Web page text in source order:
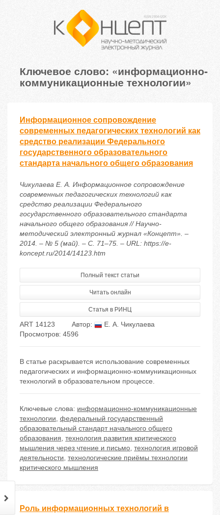
Ключевое слово: «информационно-
коммуникационные технологии»
Информационное сопровождение
современных педагогических технологий как
средство реализации Федерального
государственного образовательного
стандарта начального общего образования
Чикулаева Е. А. Информационное сопровождение
современных педагогических технологий как
средство реализации Федерального
государственного образовательного стандарта
начального общего образования // Научно-
методический электронный журнал «Концепт». –
2014. – № 5 (май). – С. 71–75. – URL: https://e-
koncept.ru/2014/14123.htm
Полный текст статьи
Читать онлайн
Статья в РИНЦ
ART 14123 Автор:
Е. А. Чикулаева
Просмотров: 4596
В статье раскрывается использование современных
педагогических и информационно-коммуникационных
технологий в образовательном процессе.
Ключевые слова: информационно-коммуникационные
технологии, федеральный государственный
образовательный стандарт начального общего
образования, технология развития критического
мышления через чтение и письмо, технология игровой
деятельности, технологические приёмы технологии
критического мышления
Роль информационных технологий в